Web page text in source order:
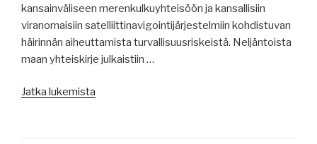
Laivameklarien
kokous,
konttialus
vaikeuksissa
kansainväliseen merenkulkuyhteisöön ja kansallisiin
viranomaisiin satelliittinavigointijärjestelmiin kohdistuvan
häirinnän aiheuttamista turvallisuusriskeistä. Neljäntoista
maan yhteiskirje julkaistiin …
Jatka lukemista